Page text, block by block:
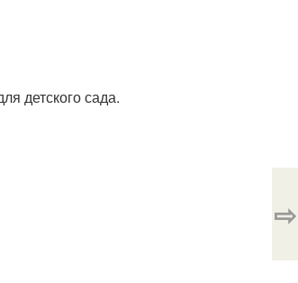
детского сада.
⇨